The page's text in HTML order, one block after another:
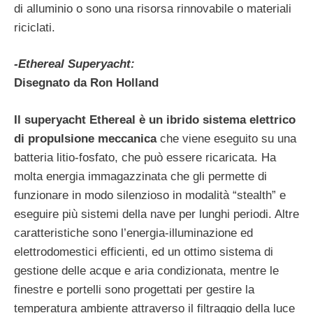
di alluminio o sono una risorsa rinnovabile o materiali
riciclati.
-Ethereal Superyacht:
Disegnato da Ron Holland
Il superyacht Ethereal è un ibrido sistema elettrico
di propulsione meccanicache viene eseguito su una
batteria litio-fosfato, che può essere ricaricata. Ha
molta energia immagazzinata che gli permette di
funzionare in modo silenzioso in modalità “stealth” e
eseguire più sistemi della nave per lunghi periodi. Altre
caratteristiche sono l’energia-illuminazione ed
elettrodomestici efficienti, ed un ottimo sistema di
gestione delle acque e aria condizionata, mentre le
finestre e portelli sono progettati per gestire la
temperatura ambiente attraverso il filtraggio della luce